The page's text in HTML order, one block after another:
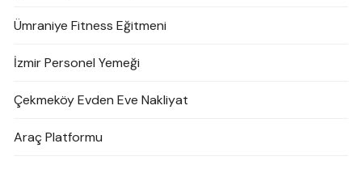
Ümraniye Fitness Eğitmeni
İzmir Personel Yemeği
Çekmeköy Evden Eve Nakliyat
Araç Platformu